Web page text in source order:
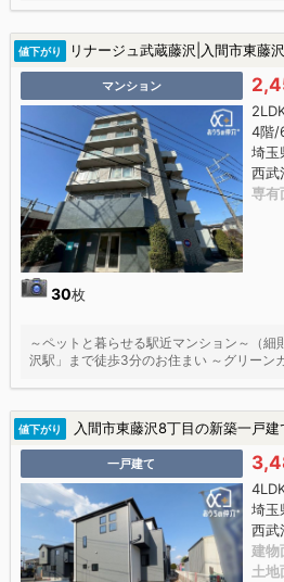
値下がり リナージュ武蔵藤沢|入間市東藤
マンション
30枚
4階/
埼玉
西武
専有
～ペットと暮らせる駅近マンション～（細
沢駅」まで徒歩3分のお住まい ～グリーン
値下がり 入間市東藤沢8丁目の新築一戸建
一戸建て
埼玉
西武
建物
土地